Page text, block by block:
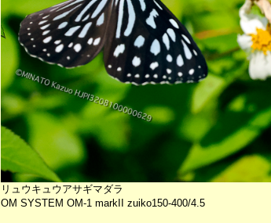
リュウキュウアサギマダラ
OM SYSTEM OM-1 markII zuiko150-400/4.5